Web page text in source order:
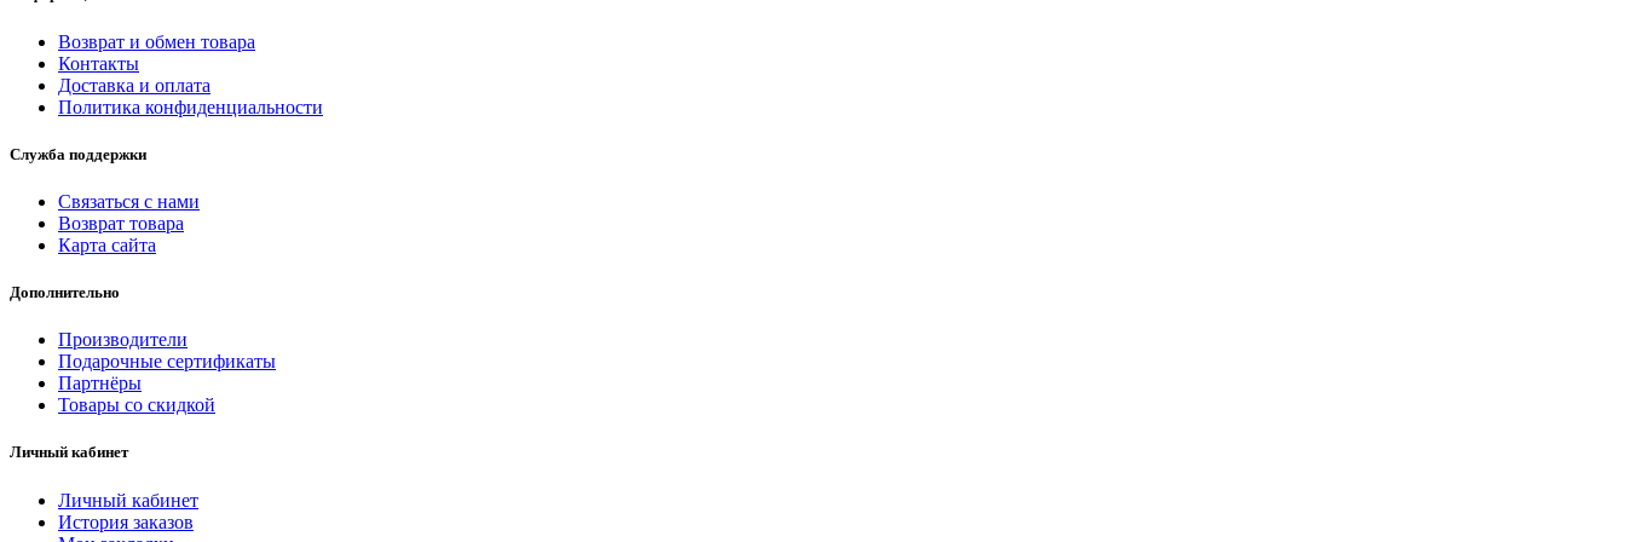
Возврат и обмен товара
Контакты
Доставка и оплата
Политика конфиденциальности
Служба поддержки
Связаться с нами
Возврат товара
Карта сайта
Дополнительно
Производители
Подарочные сертификаты
Партнёры
Товары со скидкой
Личный кабинет
Личный кабинет
История заказов